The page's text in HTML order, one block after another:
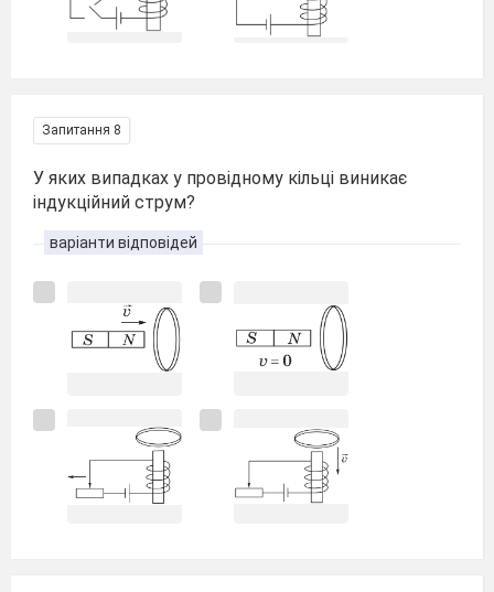
Запитання 8
У яких випадках у провідному кільці виникає
індукційний струм?
варіанти відповідей